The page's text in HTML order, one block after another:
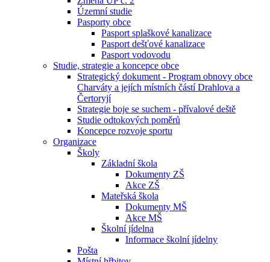
Územní studie
Pasporty obce
Pasport splaškové kanalizace
Pasport dešťové kanalizace
Pasport vodovodu
Studie, strategie a koncepce obce
Strategický dokument - Program obnovy obce
Charváty a jejích místních částí Drahlova a
Čertoryjí
Strategie boje se suchem - přívalové deště
Studie odtokových poměrů
Koncepce rozvoje sportu
Organizace
Školy
Základní škola
Dokumenty ZŠ
Akce ZŠ
Mateřská škola
Dokumenty MŠ
Akce MŠ
Školní jídelna
Informace školní jídelny
Pošta